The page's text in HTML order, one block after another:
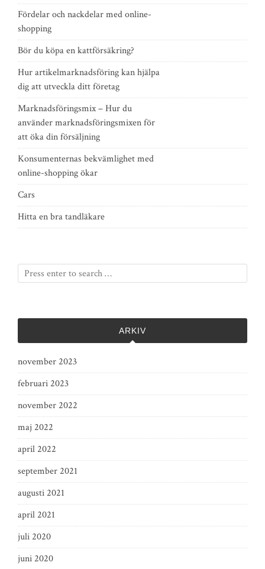
Fördelar och nackdelar med online-
shopping
Bör du köpa en kattförsäkring?
Hur artikelmarknadsföring kan hjälpa
dig att utveckla ditt företag
Marknadsföringsmix – Hur du
använder marknadsföringsmixen för
att öka din försäljning
Konsumenternas bekvämlighet med
online-shopping ökar
Cars
Hitta en bra tandläkare
ARKIV
november 2023
februari 2023
november 2022
maj 2022
april 2022
september 2021
augusti 2021
april 2021
juli 2020
juni 2020